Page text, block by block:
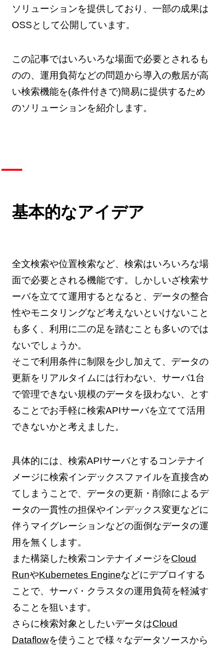
ソリューションを提供しており、一部の成果は
OSSとして公開しています。
この記事ではいろいろな場面で必要とされるも
のの、運用負荷などの問題から導入の敷居が高
い検索機能を(条件付きで)簡易に提供するため
のソリューションを紹介します。
基本的なアイデア
全文検索や位置検索など、検索はいろいろな場
面で必要とされる機能です。しかしいざ検索サ
ーバを立てて運用するとなると、データの整合
性やモニタリングなど考えないといけないこと
も多く、利用に二の足を踏むことも多いのでは
ないでしょうか。
そこで利用条件に制限を少し加えて、データの
更新をリアルタイムには行わない、サーバ1台
で管理できない規模のデータを扱わない、とす
ることでお手軽に検索APIサーバを立てて活用
できないかと考えました。
具体的には、検索APIサーバとするコンテナイ
メージに検索インデックスファイルを直接含め
てしまうことで、データの更新・削除によるデ
ータの一貫性の担保やインデックス変更などに
伴うマイグレーションなどの面倒なデータの運
用を無くします。
また構築した検索コンテナイメージをCloud
RunやKubernetes Engineなどにデプロイする
ことで、サーバ・クラスタの運用負荷を軽減す
ることを狙います。
さらに検索対象としたいデータはCloud
Dataflowを使うことで様々なデータソースから